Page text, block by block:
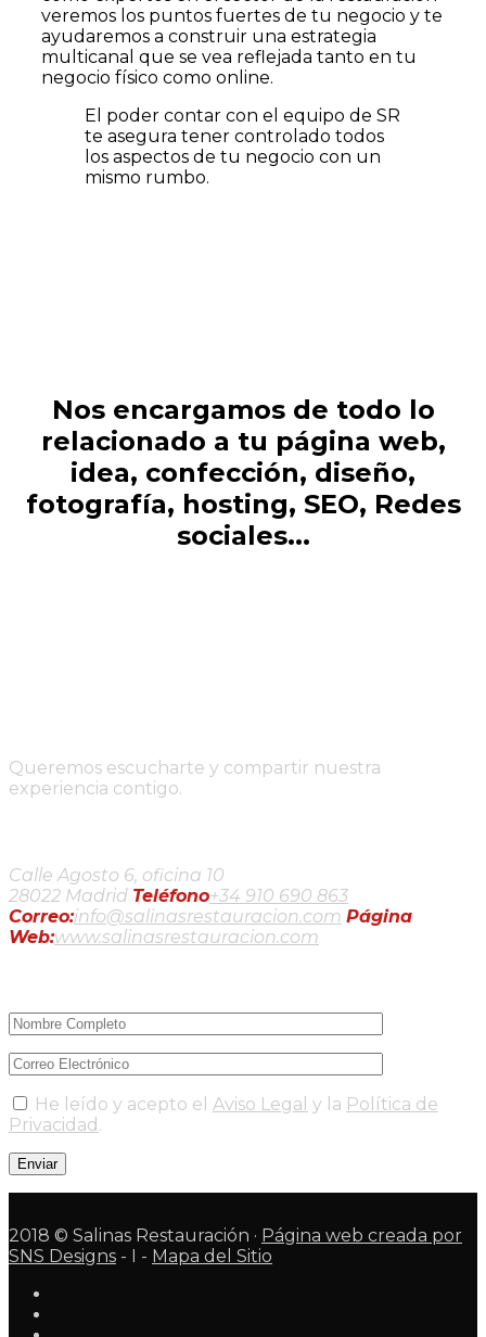
veremos los puntos fuertes de tu negocio y te
ayudaremos a construir una estrategia
multicanal que se vea reflejada tanto en tu
negocio físico como online.
El poder contar con el equipo de SR
te asegura tener controlado todos
los aspectos de tu negocio con un
mismo rumbo.
Nos encargamos de todo lo
relacionado a tu página web,
idea, confección, diseño,
fotografía, hosting, SEO, Redes
sociales...
Queremos escucharte y compartir nuestra
experiencia contigo.
Calle Agosto 6, oficina 10
28022 Madrid Teléfono+34 910 690 863
Correo:info@salinasrestauracion.com Página
Web:www.salinasrestauracion.com
He leído y acepto el Aviso Legal y la Política de
Privacidad .
2018 © Salinas Restauración · Página web creada por
SNS Designs - I - Mapa del Sitio